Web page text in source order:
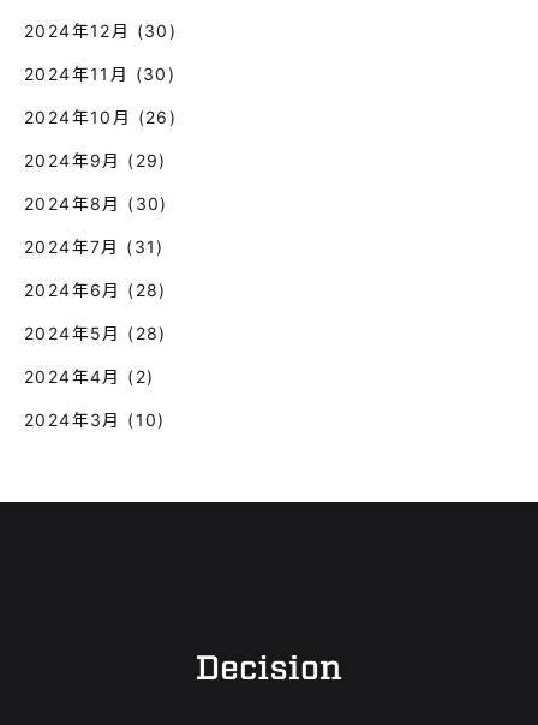
2024年12月 (30)
2024年11月 (30)
2024年10月 (26)
2024年9月 (29)
2024年8月 (30)
2024年7月 (31)
2024年6月 (28)
2024年5月 (28)
2024年4月 (2)
2024年3月 (10)